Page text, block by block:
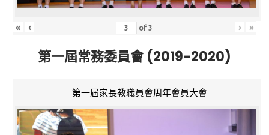
« ‹ of3 › »
第一屆常務委員會 (2019-2020)
第一屆家長教職員會周年會員大會